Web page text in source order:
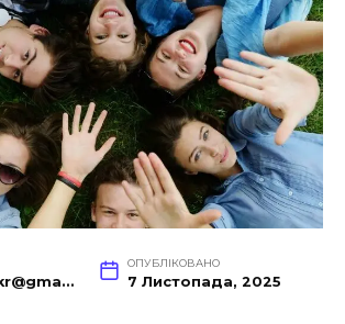
webseoupukr@gmail.com
ОПУБЛІКОВАНО
7 Листопада, 2025